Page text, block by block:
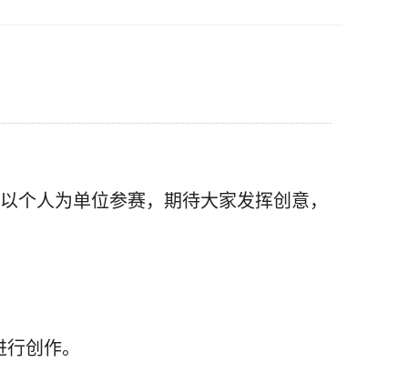
个人为单位参赛，期待大家发挥创意，
创作。